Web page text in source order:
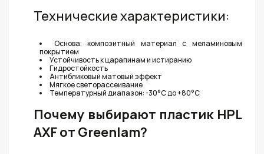
Технические характеристики:
Основа: композитный материал с меламиновым
покрытием
Устойчивость к царапинам и истиранию
Гидростойкость
Антибликовый матовый эффект
Мягкое светорассеивание
Температурный диапазон: -30°C до +80°C
Почему выбирают пластик HPL
AXF от Greenlam?